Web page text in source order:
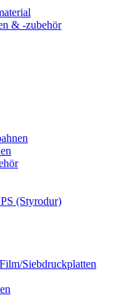
& -zubehör
(Styrodur)
Siebdruckplatten